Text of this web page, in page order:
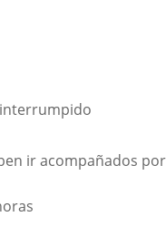
ir acompañados por